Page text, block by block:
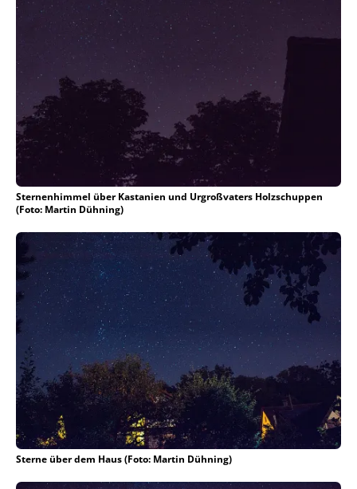
Sternenhimmel über Kastanien und Urgroßvaters Holzschuppen
(Foto: Martin Dühning)
Sterne über dem Haus (Foto: Martin Dühning)